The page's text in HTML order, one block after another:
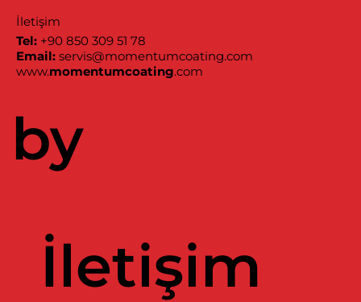
İletişim
Tel: +90 850 309 51 78
Email: servis@momentumcoating.com
www.momentumcoating.com
by
İletişim